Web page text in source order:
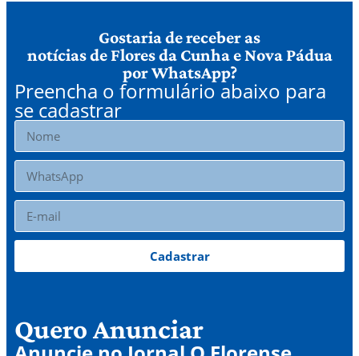
Gostaria de receber as
notícias de Flores da Cunha e Nova Pádua
por WhatsApp?
Preencha o formulário abaixo para
se cadastrar
Cadastrar
Quero Anunciar